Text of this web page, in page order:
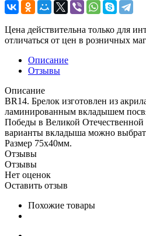
Цена действительна только для
отличаться от цен в розничных
Описание
Отзывы
Описание
BR14. Брелок изготовлен из
ламинированным вкладышем
Победы в Великой
варианты вкладыша можно
Размер 75х40мм.
Отзывы
Отзывы
Нет оценок
Оставить отзыв
Похожие товары